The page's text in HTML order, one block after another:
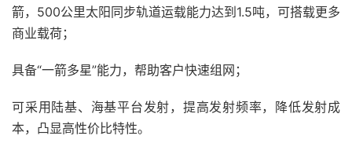
箭，500公里太阳同步轨道运载能力达到1.5吨，可搭载更多
商业载荷；
具备“一箭多星”能力，帮助客户快速组网；
可采用陆基、海基平台发射，提高发射频率，降低发射成
本，凸显高性价比特性。